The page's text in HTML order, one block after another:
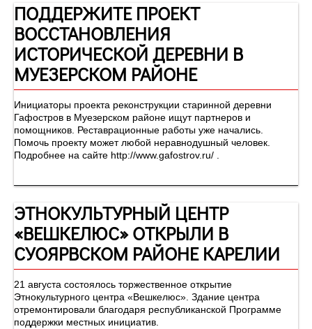
ПОДДЕРЖИТЕ ПРОЕКТ
ВОССТАНОВЛЕНИЯ
ИСТОРИЧЕСКОЙ ДЕРЕВНИ В
МУЕЗЕРСКОМ РАЙОНЕ
Инициаторы проекта реконструкции старинной деревни
Гафостров в Муезерском районе ищут партнеров и
помощников. Реставрационные работы уже начались.
Помочь проекту может любой неравнодушный человек.
Подробнее на сайте http://www.gafostrov.ru/ .
ЭТНОКУЛЬТУРНЫЙ ЦЕНТР
«ВЕШКЕЛЮС» ОТКРЫЛИ В
СУОЯРВСКОМ РАЙОНЕ КАРЕЛИИ
21 августа состоялось торжественное открытие
Этнокультурного центра «Вешкелюс». Здание центра
отремонтировали благодаря республиканской Программе
поддержки местных инициатив.